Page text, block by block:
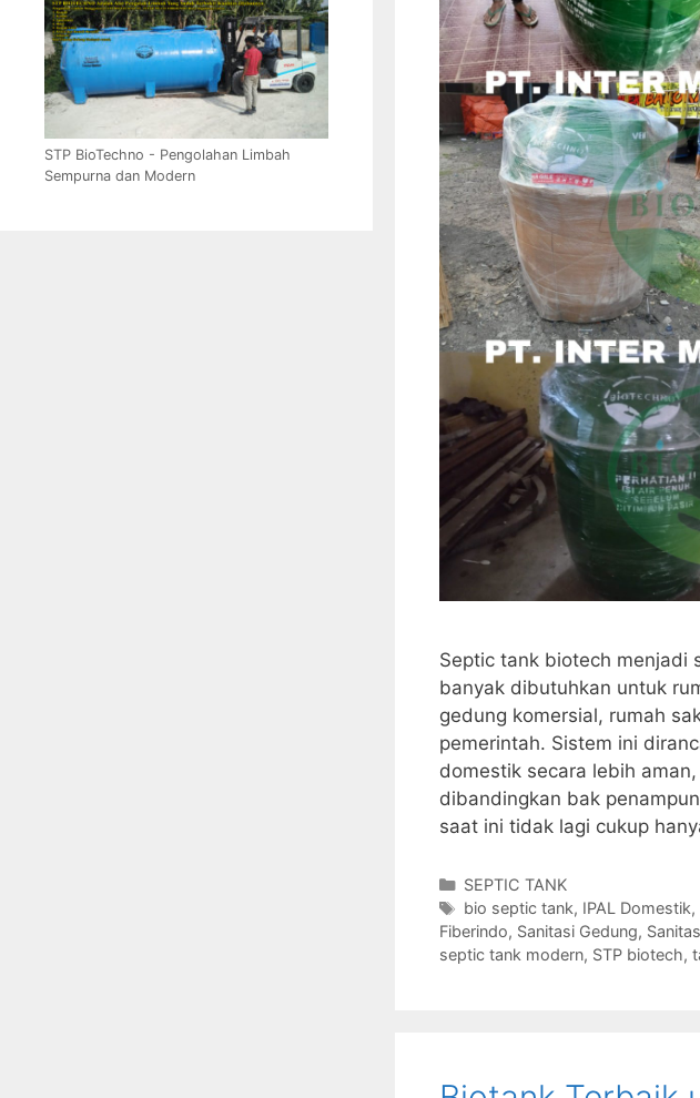
Septic tank biotech menjadi
banyak dibutuhkan untuk
gedung komersial, rumah
pemerintah. Sistem ini
domestik secara lebih
dibandingkan bak
saat ini tidak lagi cukup
Categories
SEPTIC TANK
Tags
bio septic tank, IPAL Domestik,
Fiberindo, Sanitasi Gedung,
septic tank modern, STP biotech,
STP BioTechno - Pengolahan Limbah
Sempurna dan Modern